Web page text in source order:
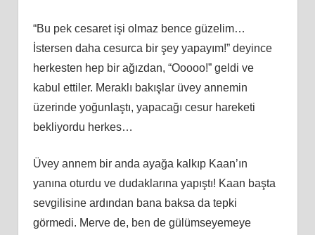
“Bu pek cesaret işi olmaz bence güzelim…
İstersen daha cesurca bir şey yapayım!” deyince
herkesten hep bir ağızdan, “Ooooo!” geldi ve
kabul ettiler. Meraklı bakışlar üvey annemin
üzerinde yoğunlaştı, yapacağı cesur hareketi
bekliyordu herkes…
Üvey annem bir anda ayağa kalkıp Kaan’ın
yanına oturdu ve dudaklarına yapıştı! Kaan başta
sevgilisine ardından bana baksa da tepki
görmedi. Merve de, ben de gülümseyemeye